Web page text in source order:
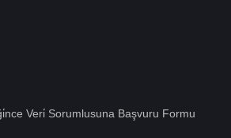
Veri̇ Sorumlusuna Başvuru Formu